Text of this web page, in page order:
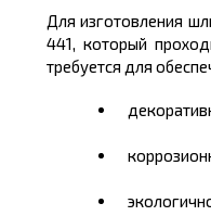
Для изготовления
441, который
требуется для